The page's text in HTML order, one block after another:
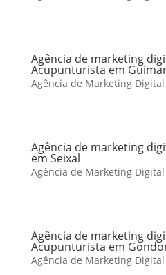
Agência de marketing
Acupunturista em
Agência de Marketing
Agência de marketing
em Seixal
Agência de Marketing
Agência de marketing
Acupunturista em
Agência de Marketing